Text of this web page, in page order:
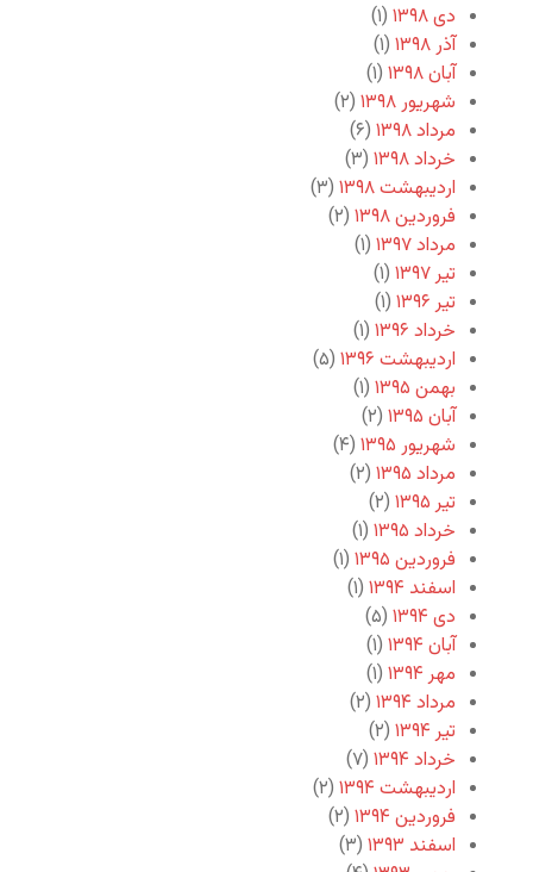
دی ۱۳۹۸
(۱)
آذر ۱۳۹۸
(۱)
آبان ۱۳۹۸
(۱)
شهریور ۱۳۹۸
(۲)
مرداد ۱۳۹۸
(۶)
خرداد ۱۳۹۸
(۳)
اردیبهشت ۱۳۹۸
(۳)
فروردین ۱۳۹۸
(۲)
مرداد ۱۳۹۷
(۱)
تیر ۱۳۹۷
(۱)
تیر ۱۳۹۶
(۱)
خرداد ۱۳۹۶
(۱)
اردیبهشت ۱۳۹۶
(۵)
بهمن ۱۳۹۵
(۱)
آبان ۱۳۹۵
(۲)
شهریور ۱۳۹۵
(۴)
مرداد ۱۳۹۵
(۲)
تیر ۱۳۹۵
(۲)
خرداد ۱۳۹۵
(۱)
فروردین ۱۳۹۵
(۱)
اسفند ۱۳۹۴
(۱)
دی ۱۳۹۴
(۵)
آبان ۱۳۹۴
(۱)
مهر ۱۳۹۴
(۱)
مرداد ۱۳۹۴
(۲)
تیر ۱۳۹۴
(۲)
خرداد ۱۳۹۴
(۷)
اردیبهشت ۱۳۹۴
(۲)
فروردین ۱۳۹۴
(۲)
اسفند ۱۳۹۳
(۳)